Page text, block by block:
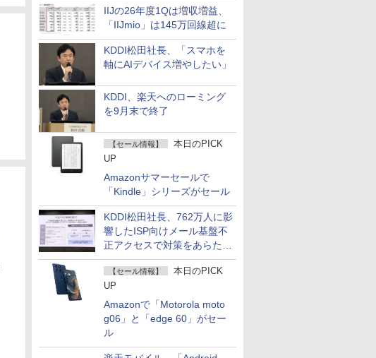
IIJの26年度1Qは増収増益、
「IIJmio」は145万回線超に
KDDI松田社長、「スマホを
軸にAIデバイス増やしたい」
KDDI、楽天へのローミング
を9月末で終了
【セール情報】
本日のPICK
UP
Amazonサマーセールで
「Kindle」シリーズがセール
KDDI松田社長、762万人に影
響したISP向けメール基盤不
正アクセスで対策をあらため
て説明
【セール情報】
本日のPICK
UP
Amazonで「Motorola moto
g06」と「edge 60」がセー
ル